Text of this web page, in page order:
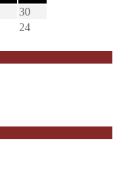
30
24